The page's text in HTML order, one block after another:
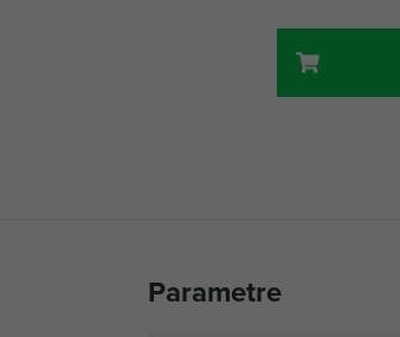
Parametre